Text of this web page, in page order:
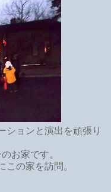
ションと演出を頑張り
お家です。
この家を訪問。